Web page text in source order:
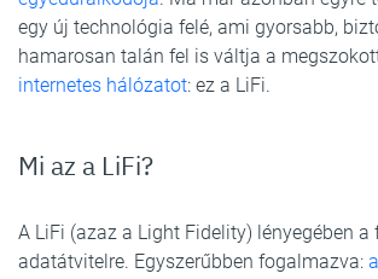
egy új technológia felé, ami gyorsabb,
hamarosan talán fel is váltja a
internetes hálózatot: ez a LiFi.
Mi az a LiFi?
A LiFi (azaz a Light Fidelity) lényegében
adatátvitelre. Egyszerűbben fogalmazva: